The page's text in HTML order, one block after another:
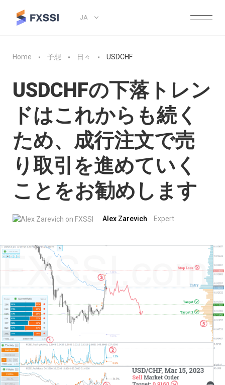
JA
Home 予想 日々 USDCHF
USDCHFの下落トレン
ドはこれからも続く
ため、成行注文で売
り取引を進めていく
ことをお勧めします
Alex Zarevich Expert